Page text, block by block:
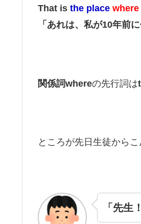
That is the place where
「あれは、私が10年前
関係詞whereの先行詞は
ところが先日生徒から
「先生